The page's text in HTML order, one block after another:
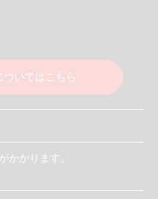
ついてはこちら
かかります。